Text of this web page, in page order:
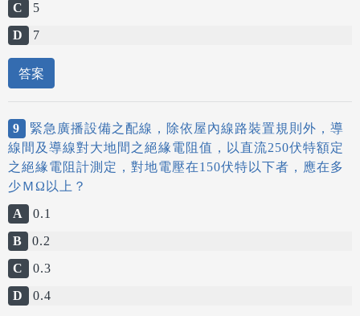
C
5
D
7
答案
9
緊急廣播設備之配線，除依屋內線路裝置規則外，導
線間及導線對大地間之絕緣電阻值，以直流250伏特額定
之絕緣電阻計測定，對地電壓在150伏特以下者，應在多
少ＭΩ以上？
A
0.1
B
0.2
C
0.3
D
0.4